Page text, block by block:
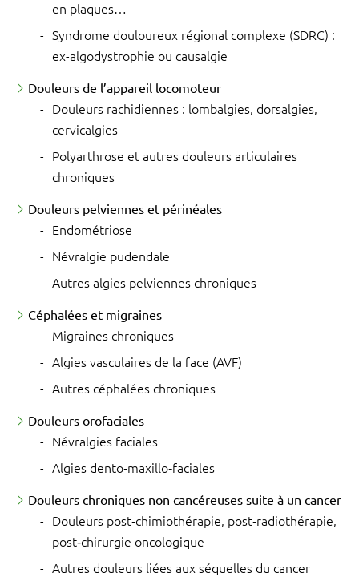
en plaques…
Syndrome douloureux régional complexe (SDRC) :
ex-algodystrophie ou causalgie
Douleurs de l’appareil locomoteur
Douleurs rachidiennes : lombalgies, dorsalgies,
cervicalgies
Polyarthrose et autres douleurs articulaires
chroniques
Douleurs pelviennes et périnéales
Endométriose
Névralgie pudendale
Autres algies pelviennes chroniques
Céphalées et migraines
Migraines chroniques
Algies vasculaires de la face (AVF)
Autres céphalées chroniques
Douleurs orofaciales
Névralgies faciales
Algies dento‑maxillo‑faciales
Douleurs chroniques non cancéreuses suite à un cancer
Douleurs post‑chimiothérapie, post‑radiothérapie,
post‑chirurgie oncologique
Autres douleurs liées aux séquelles du cancer